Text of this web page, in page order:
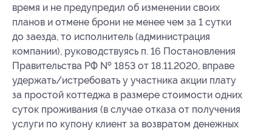
время и не предупредил об изменении своих
планов и отмене брони не менее чем за 1 сутки
до заезда, то исполнитель (администрация
компании), руководствуясь п. 16 Постановления
Правительства РФ № 1853 от 18.11.2020, вправе
удержать/истребовать у участника акции плату
за простой коттеджа в размере стоимости одних
суток проживания (в случае отказа от получения
услуги по купону клиент за возвратом денежных